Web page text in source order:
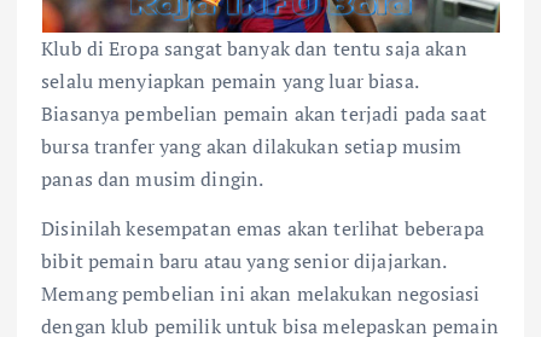
Klub di Eropa sangat banyak dan tentu saja akan
selalu menyiapkan pemain yang luar biasa.
Biasanya pembelian pemain akan terjadi pada saat
bursa tranfer yang akan dilakukan setiap musim
panas dan musim dingin.
Disinilah kesempatan emas akan terlihat beberapa
bibit pemain baru atau yang senior dijajarkan.
Memang pembelian ini akan melakukan negosiasi
dengan klub pemilik untuk bisa melepaskan pemain